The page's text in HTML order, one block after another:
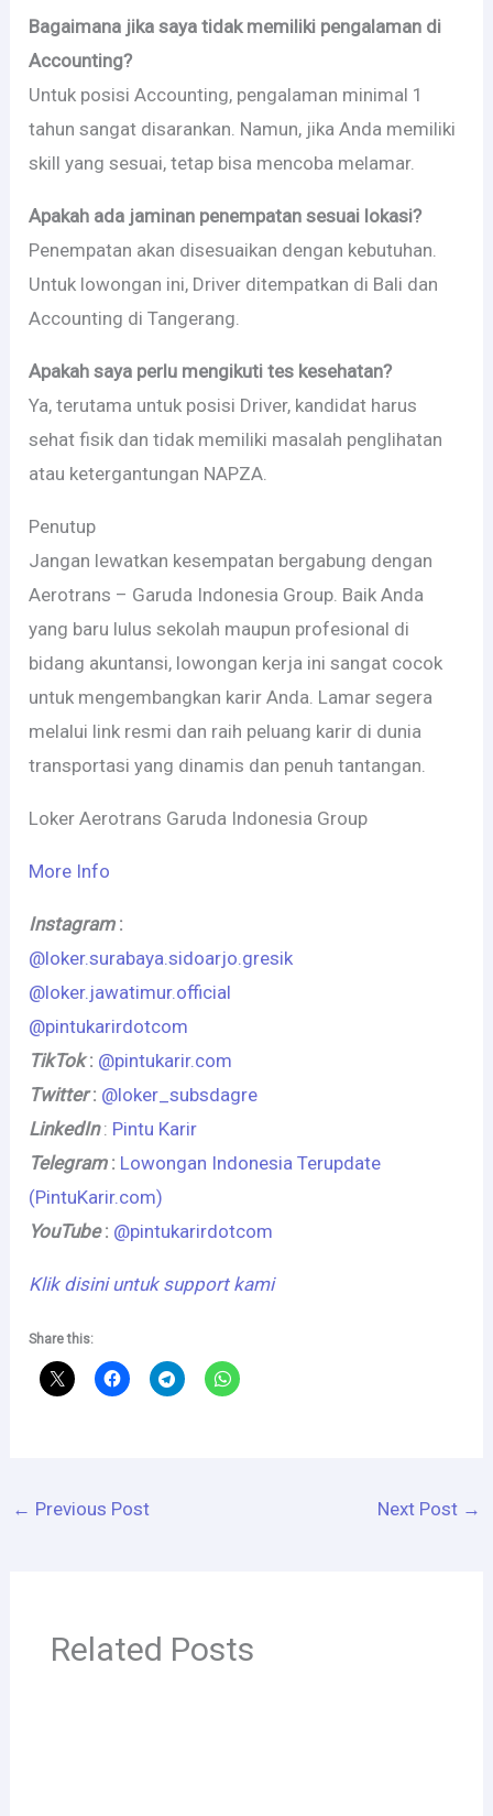
Bagaimana jika saya tidak memiliki pengalaman di
Accounting?
Untuk posisi Accounting, pengalaman minimal 1
tahun sangat disarankan. Namun, jika Anda memiliki
skill yang sesuai, tetap bisa mencoba melamar.
Apakah ada jaminan penempatan sesuai lokasi?
Penempatan akan disesuaikan dengan kebutuhan.
Untuk lowongan ini, Driver ditempatkan di Bali dan
Accounting di Tangerang.
Apakah saya perlu mengikuti tes kesehatan?
Ya, terutama untuk posisi Driver, kandidat harus
sehat fisik dan tidak memiliki masalah penglihatan
atau ketergantungan NAPZA.
Penutup
Jangan lewatkan kesempatan bergabung dengan
Aerotrans – Garuda Indonesia Group. Baik Anda
yang baru lulus sekolah maupun profesional di
bidang akuntansi, lowongan kerja ini sangat cocok
untuk mengembangkan karir Anda. Lamar segera
melalui link resmi dan raih peluang karir di dunia
transportasi yang dinamis dan penuh tantangan.
Loker Aerotrans Garuda Indonesia Group
More Info
Instagram:
@loker.surabaya.sidoarjo.gresik
@loker.jawatimur.official
@pintukarirdotcom
TikTok: @pintukarir.com
Twitter: @loker_subsdagre
LinkedIn: Pintu Karir
Telegram: Lowongan Indonesia Terupdate
(PintuKarir.com)
YouTube: @pintukarirdotcom
Klik disini untuk support kami
Share this:
← Previous Post Next Post →
Related Posts